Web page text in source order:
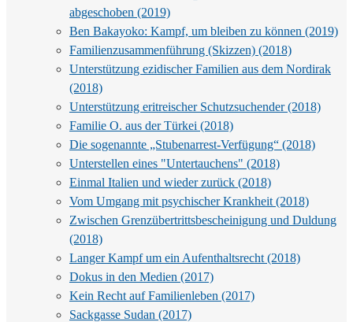
abgeschoben (2019)
Ben Bakayoko: Kampf, um bleiben zu können (2019)
Familienzusammenführung (Skizzen) (2018)
Unterstützung ezidischer Familien aus dem Nordirak
(2018)
Unterstützung eritreischer Schutzsuchender (2018)
Familie O. aus der Türkei (2018)
Die sogenannte „Stubenarrest-Verfügung“ (2018)
Unterstellen eines "Untertauchens" (2018)
Einmal Italien und wieder zurück (2018)
Vom Umgang mit psychischer Krankheit (2018)
Zwischen Grenzübertrittsbescheinigung und Duldung
(2018)
Langer Kampf um ein Aufenthaltsrecht (2018)
Dokus in den Medien (2017)
Kein Recht auf Familienleben (2017)
Sackgasse Sudan (2017)